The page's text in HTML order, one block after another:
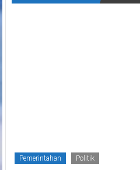
Pemerintahan Politik